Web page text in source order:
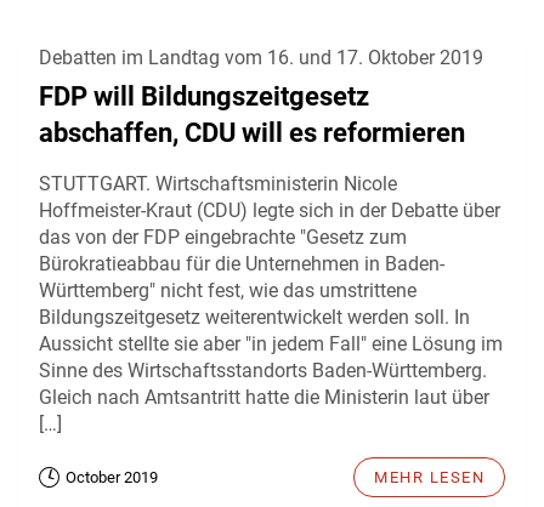
Debatten im Landtag vom 16. und 17. Oktober 2019
FDP will Bildungszeitgesetz
abschaffen, CDU will es reformieren
STUTTGART. Wirtschaftsministerin Nicole
Hoffmeister-Kraut (CDU) legte sich in der Debatte über
das von der FDP eingebrachte "Gesetz zum
Bürokratieabbau für die Unternehmen in Baden-
Württemberg" nicht fest, wie das umstrittene
Bildungszeitgesetz weiterentwickelt werden soll. In
Aussicht stellte sie aber "in jedem Fall" eine Lösung im
Sinne des Wirtschaftsstandorts Baden-Württemberg.
Gleich nach Amtsantritt hatte die Ministerin laut über
[…]
October 2019 MEHR LESEN